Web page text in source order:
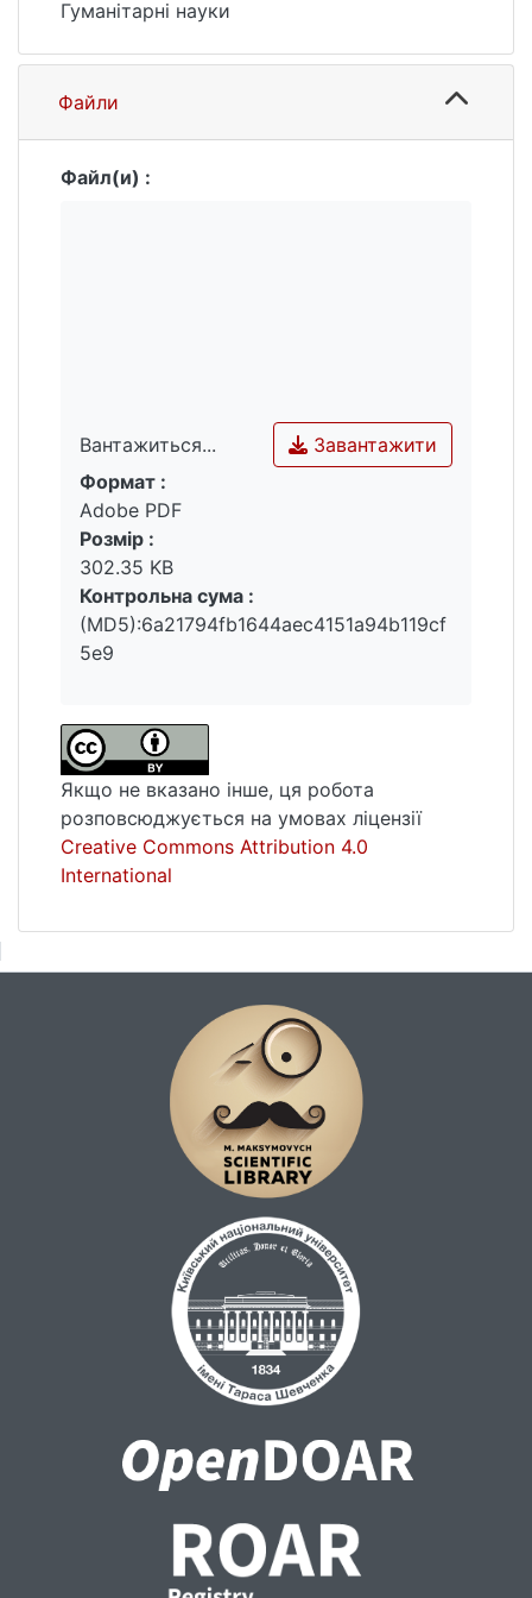
Гуманітарні науки
Файли
Файл(и) :
Вантажиться...
Вантажиться...
Завантажити
Формат :
Adobe PDF
Розмір :
302.35 KB
Контрольна сума :
(MD5):6a21794fb1644aec4151a94b119cf
5e9
Якщо не вказано інше, ця робота
розповсюджується на умовах ліцензії
Creative Commons Attribution 4.0
International